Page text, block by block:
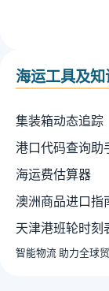
海运工具及知
集装箱动态追踪
港口代码查询助
海运费估算器
澳洲商品进口指
天津港班轮时刻
智能物流 助力全球